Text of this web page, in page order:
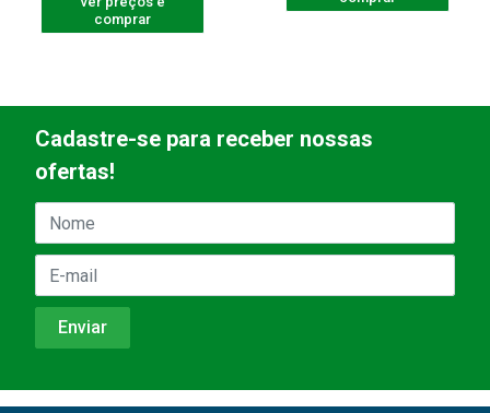
comprar
Cadastre-se para receber nossas
ofertas!